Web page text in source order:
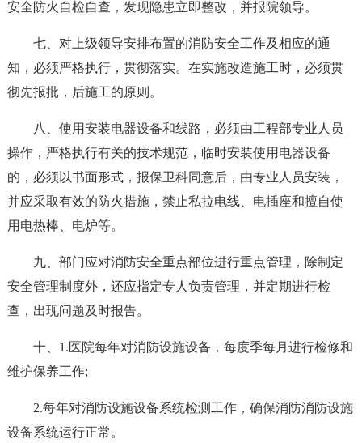
安全防火自检自查，发现隐患立即整改，并报院领导。
七、对上级领导安排布置的消防安全工作及相应的通
知，必须严格执行，贯彻落实。在实施改造施工时，必须贯
彻先报批，后施工的原则。
八、使用安装电器设备和线路，必须由工程部专业人员
操作，严格执行有关的技术规范，临时安装使用电器设备
的，必须以书面形式，报保卫科同意后，由专业人员安装，
并应采取有效的防火措施，禁止私拉电线、电插座和擅自使
用电热棒、电炉等。
九、部门应对消防安全重点部位进行重点管理，除制定
安全管理制度外，还应指定专人负责管理，并定期进行检
查，出现问题及时报告。
十、1.医院每年对消防设施设备，每度季每月进行检修和
维护保养工作;
2.每年对消防设施设备系统检测工作，确保消防消防设施
设备系统运行正常。